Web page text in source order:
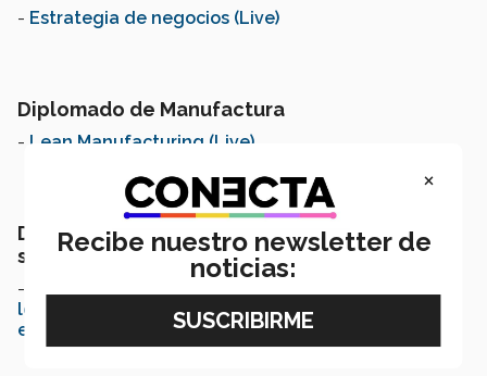
- Estrategia de negocios (Live)
Diplomado de Manufactura
- Lean Manufacturing (Live)
Diplomado de Medio ambiente y
sustentabilidad
-
lograr el uso sostenible del suelo urbano (Programa
en Línea)
×
Recibe nuestro newsletter de
noticias: